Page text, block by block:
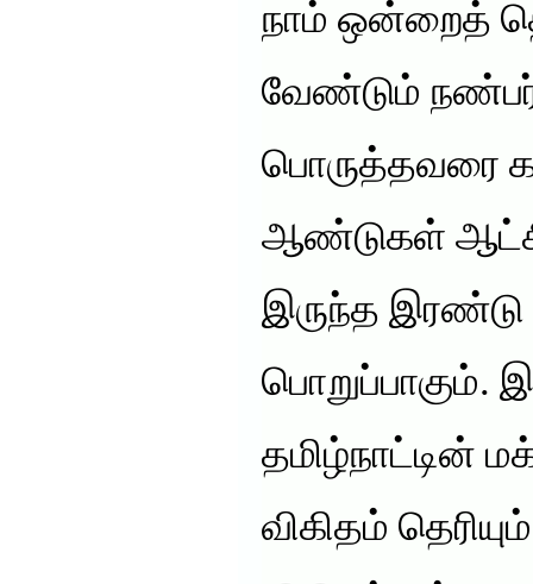
நாம் ஒன்றைத்
வேண்டும்
பொருத்தவரை
ஆண்டுகள்
இருந்த இரண்டு
பொறுப்பாகும்.
தமிழ்நாட்டின்
விகிதம்